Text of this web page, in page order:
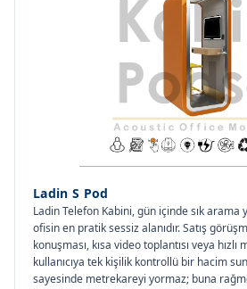
Ladin S Pod
Ladin Telefon Kabini, gün içinde sık arama
ofisin en pratik sessiz alanıdır. Satış
konuşması, kısa video toplantısı veya
kullanıcıya tek kişilik kontrollü bir hacim
sayesinde metrekareyi yormaz; buna